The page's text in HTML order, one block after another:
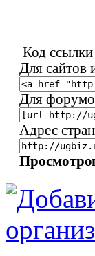
Код
Для сайтов
Для
Адрес